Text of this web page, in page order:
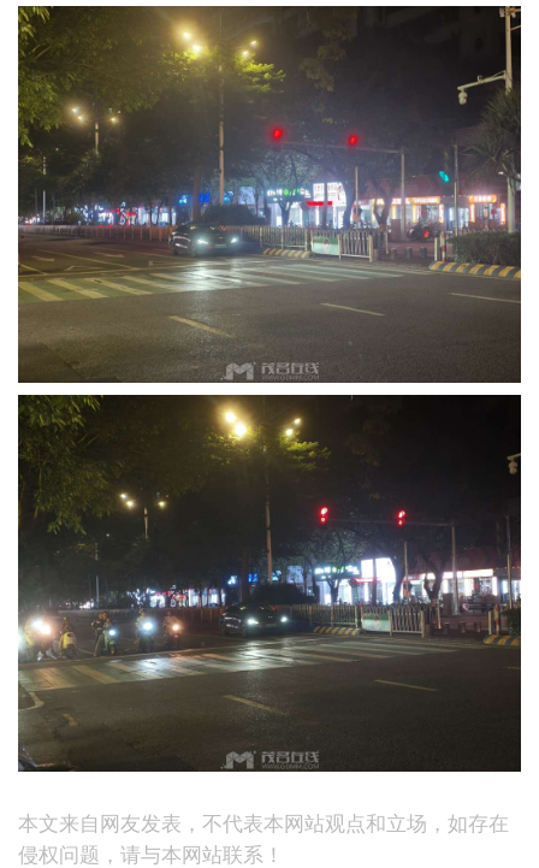
本文来自网友发表，不代表本网站观点和立场，如存在
侵权问题，请与本网站联系！